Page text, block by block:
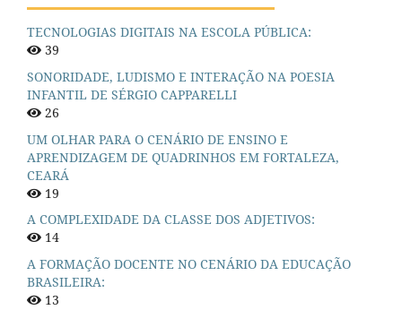
TECNOLOGIAS DIGITAIS NA ESCOLA PÚBLICA:
39
SONORIDADE, LUDISMO E INTERAÇÃO NA POESIA
INFANTIL DE SÉRGIO CAPPARELLI
26
UM OLHAR PARA O CENÁRIO DE ENSINO E
APRENDIZAGEM DE QUADRINHOS EM FORTALEZA,
CEARÁ
19
A COMPLEXIDADE DA CLASSE DOS ADJETIVOS:
14
A FORMAÇÃO DOCENTE NO CENÁRIO DA EDUCAÇÃO
BRASILEIRA:
13